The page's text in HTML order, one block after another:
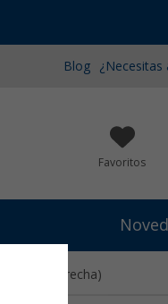
Blog ¿Necesitas
Favoritos
(derecha)